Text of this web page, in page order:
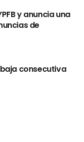
y anuncia una
de
consecutiva